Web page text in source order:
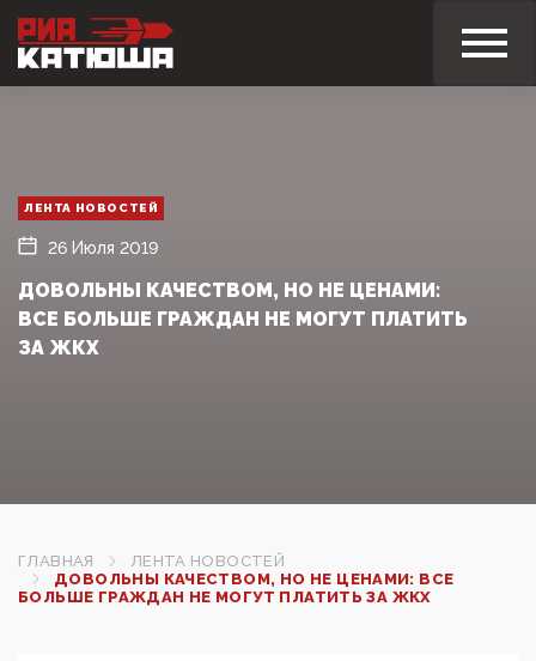
ЛЕНТА НОВОСТЕЙ
26 Июля 2019
ДОВОЛЬНЫ КАЧЕСТВОМ, НО НЕ ЦЕНАМИ:
ВСЕ БОЛЬШЕ ГРАЖДАН НЕ МОГУТ ПЛАТИТЬ
ЗА ЖКХ
ГЛАВНАЯ
ЛЕНТА НОВОСТЕЙ
ДОВОЛЬНЫ КАЧЕСТВОМ, НО НЕ ЦЕНАМИ: ВСЕ
БОЛЬШЕ ГРАЖДАН НЕ МОГУТ ПЛАТИТЬ ЗА ЖКХ